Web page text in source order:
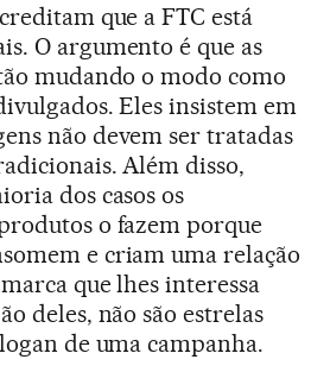
que a FTC está
O argumento é que as
mudando o modo como
Eles insistem em
não devem ser tratadas
Além disso,
dos casos os
o fazem porque
e criam uma relação
que lhes interessa
deles, não são estrelas
de uma campanha.